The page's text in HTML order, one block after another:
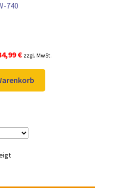
740
€
€Aktueller
Preis
ist:
34,99 €.
zzgl. MwSt.